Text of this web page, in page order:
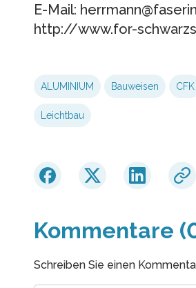
E-Mail:
http://www.for-
ALUMINIUM Bauweisen CFK
Leichtbau
Kommentare
Schreiben Sie einen